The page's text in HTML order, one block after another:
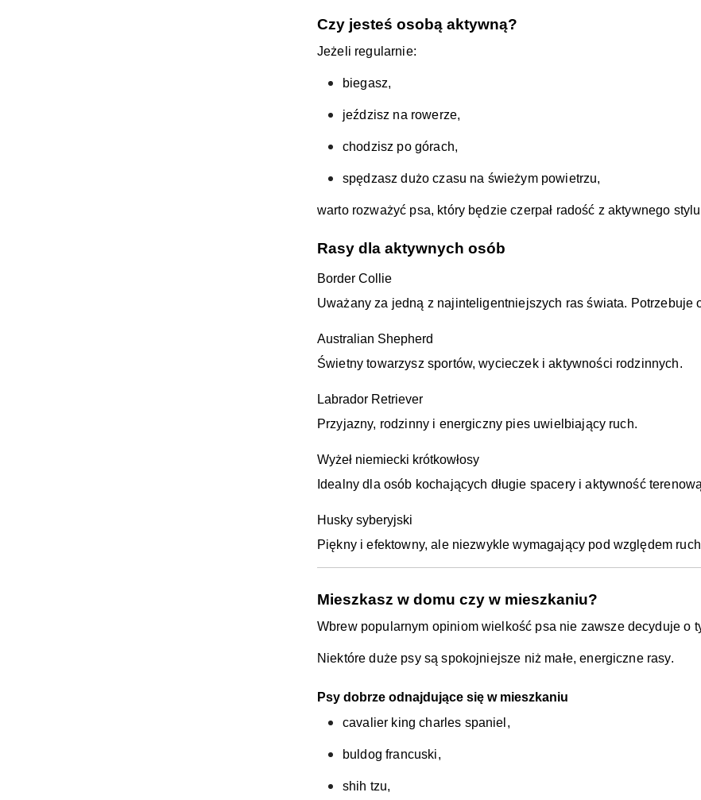
Czy jesteś osobą aktywną?
Jeżeli regularnie:
biegasz,
jeździsz na rowerze,
chodzisz po górach,
spędzasz dużo czasu na świeżym powietrzu,
warto rozważyć psa, który będzie czerpał radość z aktywnego
Rasy dla aktywnych osób
Border Collie
Uważany za jedną z najinteligentniejszych ras świata. Potrzebuje
Australian Shepherd
Świetny towarzysz sportów, wycieczek i aktywności rodzinnych.
Labrador Retriever
Przyjazny, rodzinny i energiczny pies uwielbiający ruch.
Wyżeł niemiecki krótkowłosy
Idealny dla osób kochających długie spacery i aktywność
Husky syberyjski
Piękny i efektowny, ale niezwykle wymagający pod względem
Mieszkasz w domu czy w mieszkaniu?
Wbrew popularnym opiniom wielkość psa nie zawsze decyduje o
Niektóre duże psy są spokojniejsze niż małe, energiczne rasy.
Psy dobrze odnajdujące się w mieszkaniu
cavalier king charles spaniel,
buldog francuski,
shih tzu,